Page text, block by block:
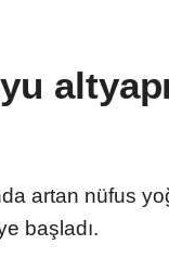
artan nüfus
başladı.